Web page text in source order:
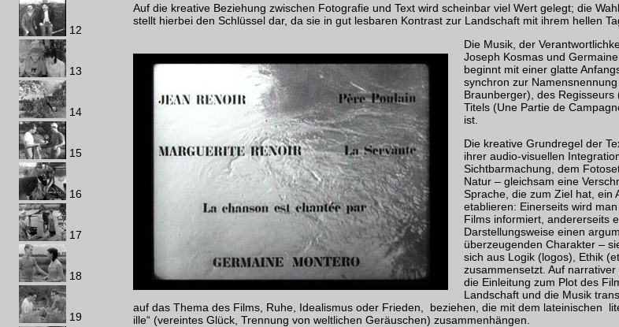
12
13
14
15
16
17
18
19
Auf die kreative Beziehung zwischen Fotografie und Text wird scheinbar viel Wert gelegt; die
stellt hierbei den Schlüssel dar, da sie in gut lesbaren Kontrast zur Landschaft mit ihrem hellen
Die Musik, der
Joseph Kosmas und
beginnt mit einer glatte
synchron zur
Braunberger), des
Titels (Une Partie de
ist.
Die kreative Grundregel der
ihrer audio-visuellen
Sichtbarmachung, dem
Natur – gleichsam eine
Sprache, die zum Ziel hat, ein
etablieren: Einerseits wird
Films informiert, andererseits
Darstellungsweise einen
überzeugenden Charakter –
sich aus Logik (logos), Ethik
zusammensetzt. Auf
die Einleitung zum Plot des
Landschaft und die Musik
auf das Thema des Films, Ruhe, Idealismus oder Frieden, beziehen, die mit dem lateinischen
ille“ (vereintes Glück, Trennung von weltlichen Geräuschen) zusammenhängen.